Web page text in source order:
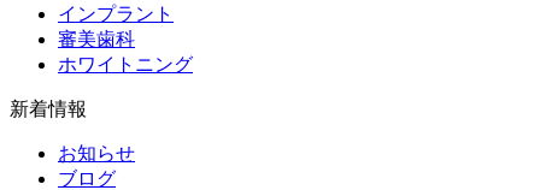
インプラント
審美歯科
ホワイトニング
新着情報
お知らせ
ブログ